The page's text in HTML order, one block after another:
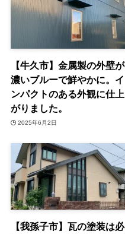
【牛久市】金属製の外壁が
濃いブルーで鮮やかに。イ
ンパクトのある外観に仕上
がりました。
2025年6月2日
【我孫子市】瓦の塗装は必